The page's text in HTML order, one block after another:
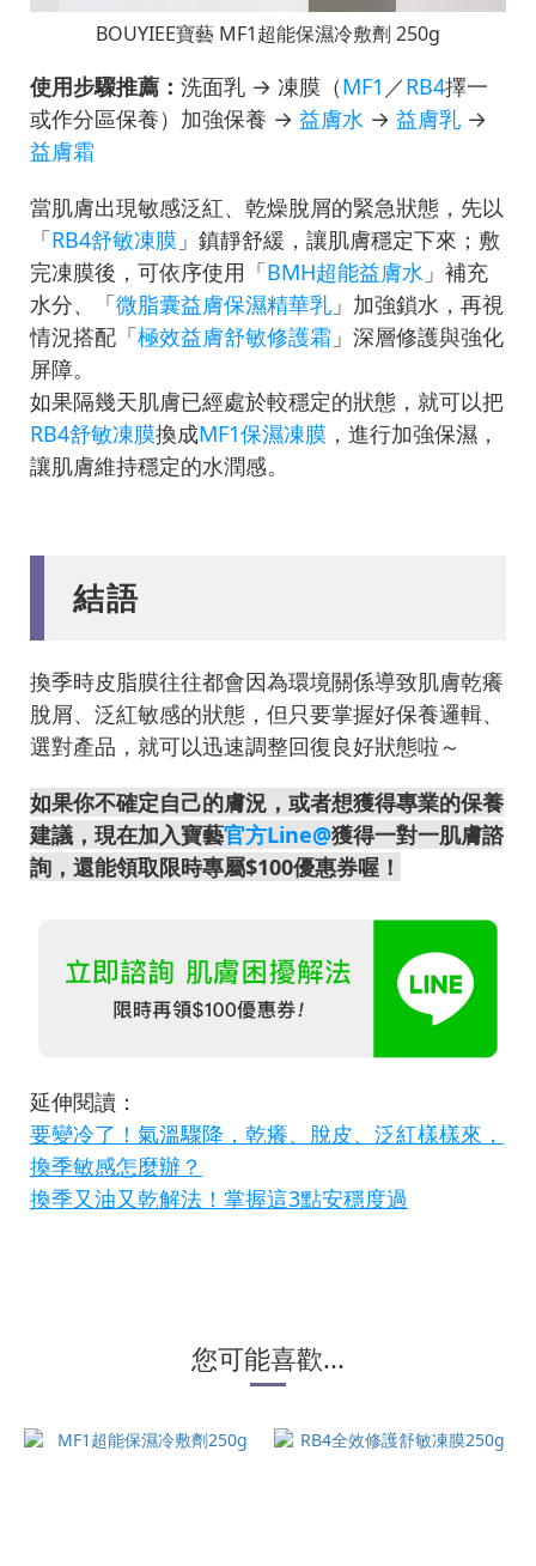
BOUYIEE寶藝 MF1超能保濕冷敷劑 250g
使用步驟推薦： 洗面乳 → 凍膜（MF1 ／RB4擇一
或作分區保養）加強保養 → 益膚水 → 益膚乳 →
益膚霜
當肌膚出現敏感泛紅、乾燥脫屑的緊急狀態，先以
「RB4舒敏凍膜 」鎮靜舒緩，讓肌膚穩定下來；敷
完凍膜後，可依序使用「BMH超能益膚水 」補充
水分、「微脂囊益膚保濕精華乳 」加強鎖水，再視
情況搭配「極效益膚舒敏修護霜 」深層修護與強化
屏障。
如果隔幾天肌膚已經處於較穩定的狀態，就可以把
RB4舒敏凍膜換成MF1保濕凍膜 ，進行加強保濕，
讓肌膚維持穩定的水潤感。
結語
換季時皮脂膜往往都會因為環境關係導致肌膚乾癢
脫屑、泛紅敏感的狀態，但只要掌握好保養邏輯、
選對產品，就可以迅速調整回復良好狀態啦～
如果你不確定自己的膚況，或者想獲得專業的保養
建議，現在加入寶藝官方Line@獲得一對一肌膚諮
詢，還能領取限時專屬$100優惠券喔！
延伸閱讀：
要變冷了！氣溫驟降，乾癢、脫皮、泛紅樣樣來，
換季敏感怎麼辦？
換季又油又乾解法！掌握這3點安穩度過
您可能喜歡...